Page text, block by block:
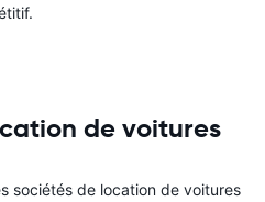
de voitures
sociétés de location de voitures